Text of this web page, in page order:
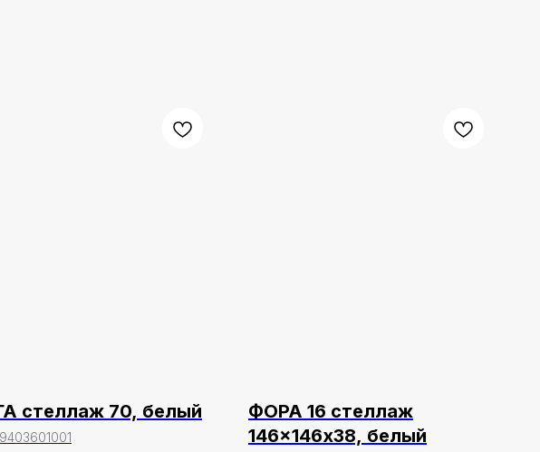
стеллаж 70, белый
9403601001
ФОРА 16 стеллаж
146x146х38, белый